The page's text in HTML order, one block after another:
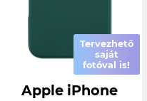
Tervezhető
saját
fotóval is!
Apple iPhone